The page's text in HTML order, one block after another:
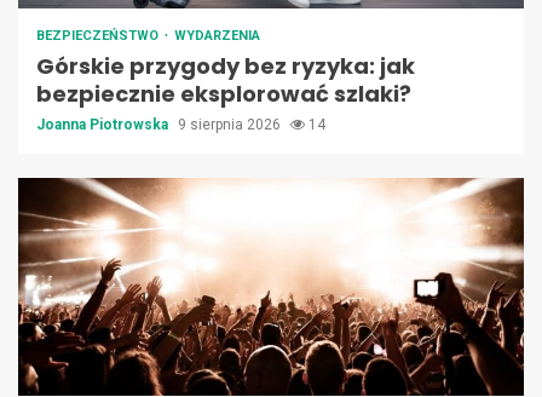
BEZPIECZEŃSTWO WYDARZENIA
Górskie przygody bez ryzyka: jak
bezpiecznie eksplorować szlaki?
Joanna Piotrowska 9 sierpnia 2026 14